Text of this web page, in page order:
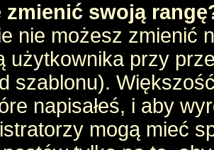
zmienić swoją
nie możesz zmienić
użytkownika przy
szablonu).
napisałeś, i aby
mogą mieć